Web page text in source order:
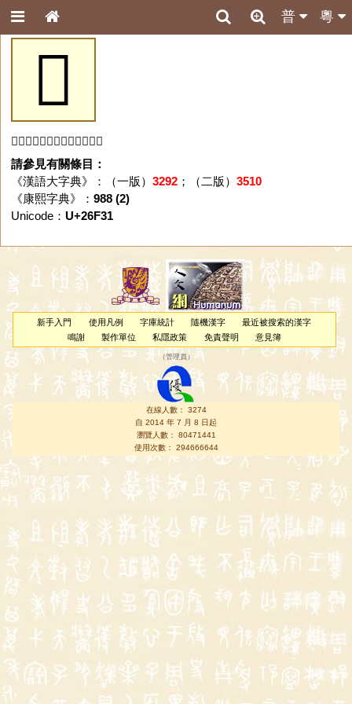
粵
普
𦼱
「𦼱」字未收錄於本資料庫。
請參見有關條目：
《漢語大字典》：（一版） 3292；（二版） 3510
《康熙字典》： 988 (2)
Unicode： U+26F31
新手入門 使用凡例 字庫統計 隨機漢字
最近被搜索的漢字
鳴謝
製作單位 私隱政策 免責聲明 意見簿
（管理員 ）
在線人數： 3274
自 2014 年 7 月 8 日起
瀏覽人數： 80471441
使用次數： 294666644